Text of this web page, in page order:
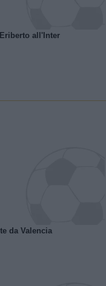
all'Inter
da Valencia